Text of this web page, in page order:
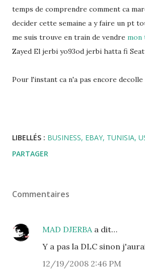
temps de comprendre comment ca
decider cette semaine a y faire un pt
me suis trouve en train de vendre mon
Zayed El jerbi yo93od jerbi hatta fi
Pour l'instant ca n'a pas encore decolle
LIBELLÉS : BUSINESS EBAY TUNISIA
PARTAGER
Commentaires
MAD DJERBAa dit…
Y a pas la DLC sinon
12/19/2008 2:46 PM